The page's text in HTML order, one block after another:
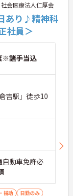
社会医療法人仁厚会
あり♪精神科
社員＞
※諸手当込
吉駅」徒歩10
動車免許必
補助 日勤のみ